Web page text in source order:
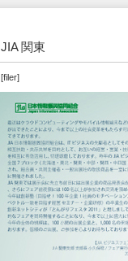
JIA 関東
[filer]